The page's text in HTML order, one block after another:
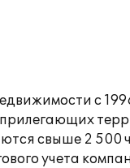
с
свыше 2 500
учета